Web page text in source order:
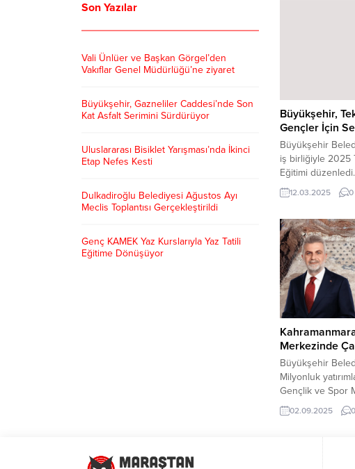
Büyükşehir,
Gençler İçin
Büyükşehir
iş birliğiyle 2025
Eğitimi
Merkezi’nde
KSÜ Arş. Gör.
başarılı
aktardı.
Belediyesi,
alanında
kapsamda,
Üniversitesi, İl...
12.03.2025 0
Merkezinde
Büyükşehir
Milyonluk
Gençlik ve Spor
çalışmalar
olacak tesis,
Büyükşehir
Görgel’in
02.09.2025 0
tamamını...
Son Yazılar
Vali Ünlüer ve Başkan Görgel’den
Vakıflar Genel Müdürlüğü’ne ziyaret
Büyükşehir, Gazneliler Caddesi’nde Son
Kat Asfalt Serimini Sürdürüyor
Uluslararası Bisiklet Yarışması’nda İkinci
Etap Nefes Kesti
Dulkadiroğlu Belediyesi Ağustos Ayı
Meclis Toplantısı Gerçekleştirildi
Genç KAMEK Yaz Kurslarıyla Yaz Tatili
Eğitime Dönüşüyor